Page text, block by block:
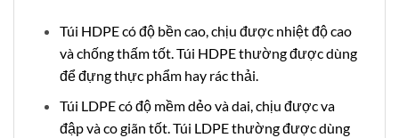
Túi HDPE có độ bền cao, chịu được nhiệt độ cao
và chống thấm tốt. Túi HDPE thường được dùng
để đựng thực phẩm hay rác thải.
Túi LDPE có độ mềm dẻo và dai, chịu được va
đập và co giãn tốt. Túi LDPE thường được dùng